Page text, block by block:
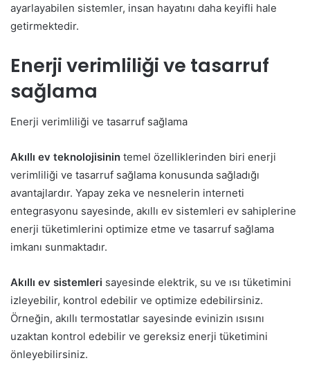
ayarlayabilen sistemler, insan hayatını daha keyifli hale
getirmektedir.
Enerji verimliliği ve tasarruf
sağlama
Enerji verimliliği ve tasarruf sağlama
Akıllı ev teknolojisinin temel özelliklerinden biri enerji
verimliliği ve tasarruf sağlama konusunda sağladığı
avantajlardır. Yapay zeka ve nesnelerin interneti
entegrasyonu sayesinde, akıllı ev sistemleri ev sahiplerine
enerji tüketimlerini optimize etme ve tasarruf sağlama
imkanı sunmaktadır.
Akıllı ev sistemleri sayesinde elektrik, su ve ısı tüketimini
izleyebilir, kontrol edebilir ve optimize edebilirsiniz.
Örneğin, akıllı termostatlar sayesinde evinizin ısısını
uzaktan kontrol edebilir ve gereksiz enerji tüketimini
önleyebilirsiniz.